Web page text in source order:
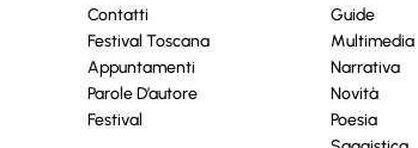
Contatti
Festival Toscana
Appuntamenti
Parole D’autore
Festival
Guide
Multimedia
Narrativa
Novità
Poesia